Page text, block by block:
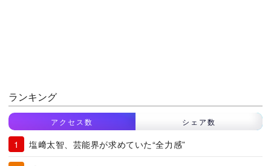
ランキング
アクセス数 シェア数
塩﨑太智、芸能界が求めていた“全力感”